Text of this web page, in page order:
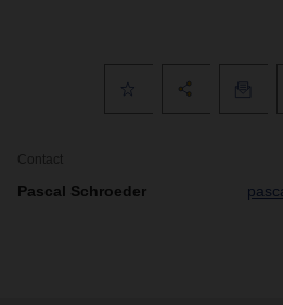
Contact
Pascal Schroeder